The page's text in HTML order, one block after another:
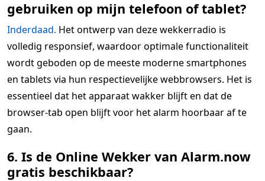
gebruiken op mijn telefoon of tablet?
Inderdaad. Het ontwerp van deze wekkerradio is
volledig responsief, waardoor optimale functionaliteit
wordt geboden op de meeste moderne smartphones
en tablets via hun respectievelijke webbrowsers. Het is
essentieel dat het apparaat wakker blijft en dat de
browser-tab open blijft voor het alarm hoorbaar af te
gaan.
6. Is de Online Wekker van Alarm.now
gratis beschikbaar?